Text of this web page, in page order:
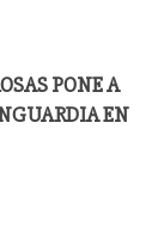
PONE A
EN